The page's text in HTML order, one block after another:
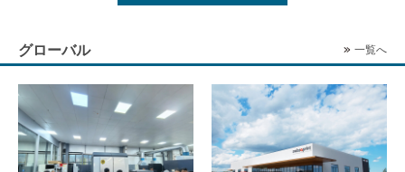
グローバル 一覧へ